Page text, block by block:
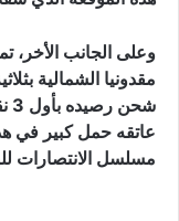
وعلى الجانب الأخر،
مقدونيا الشمالية
عاتقه حمل كبير في
مسلسل الانتصارات